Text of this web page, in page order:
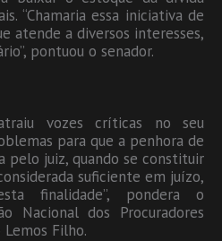
“Chamaria essa iniciativa de
atende a diversos interesses,
pontuou o senador.
vozes críticas no seu
para que a penhora de
pelo juiz, quando se constituir
suficiente em juízo,
finalidade”, pondera o
Nacional dos Procuradores
Lemos Filho.